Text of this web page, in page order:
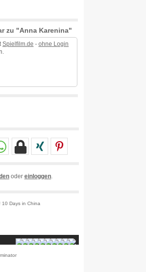
zu "Anna Karenina"
Spielfilm.de - ohne Login
oder einloggen
10 Days in China